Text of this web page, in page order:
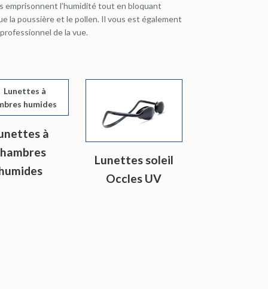
l’humidité tout en bloquant
la poussière et le pollen. Il vous est également
de la vue.
à
Lunettes soleil
Occles UV